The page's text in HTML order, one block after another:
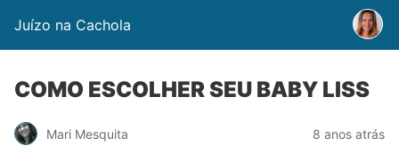
Juízo na Cachola
COMO ESCOLHER SEU BABY LISS
Mari Mesquita 8 anos atrás